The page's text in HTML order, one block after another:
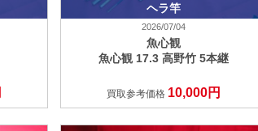
ヘラ竿
2026/07/04
魚心観
魚心観 17.3 高野竹 5本継
買取参考価格 10,000円